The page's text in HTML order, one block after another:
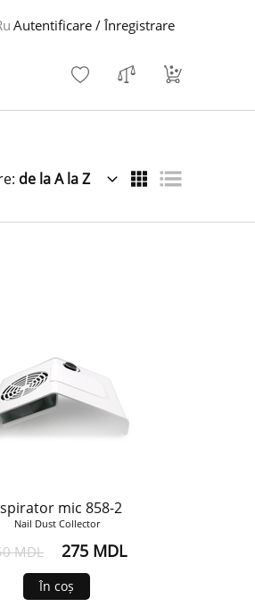
Autentificare / Înregistrare
de la A la Z
mic 858-2
Nail Dust Collector
MDL 275 MDL
În coș